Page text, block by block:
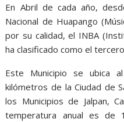
En Abril de cada año,
Nacional de Huapango
por su calidad, el INBA
ha clasificado como el
Este Municipio se ubica
kilómetros de la Ciudad de
los Municipios de Jalpan,
temperatura anual es de